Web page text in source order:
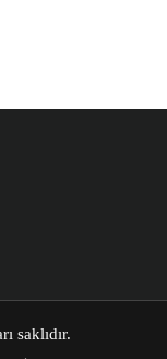
saklıdır.